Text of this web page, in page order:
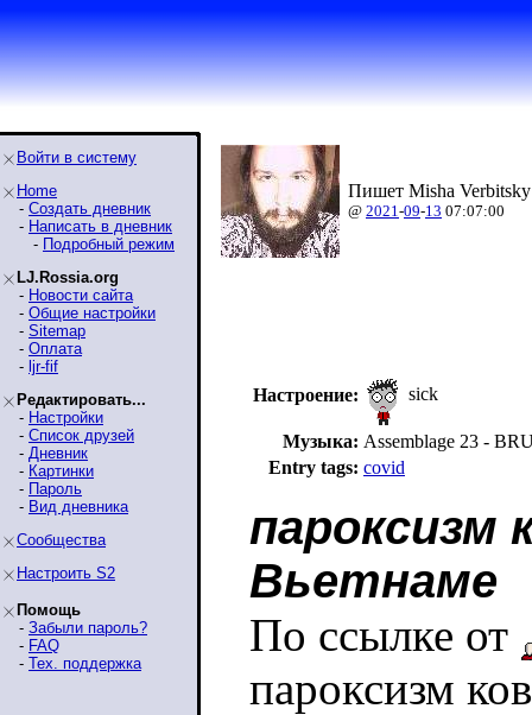
Войти в систему
Home
- Создать дневник
- Написать в дневник
- Подробный режим
LJ.Rossia.org
- Новости сайта
- Общие настройки
- Sitemap
- Оплата
- ljr-fif
Редактировать...
- Настройки
- Список друзей
- Дневник
- Картинки
- Пароль
- Вид дневника
Сообщества
Настроить S2
Помощь
- Забыли пароль?
- FAQ
- Тех. поддержка
Пишет Misha
@ 2021-09-13 07:07:00
Настроение: sick
Музыка: Assemblage 23 -
Entry tags: covid
пароксизм
Вьетнаме
По ссылке от
пароксизм